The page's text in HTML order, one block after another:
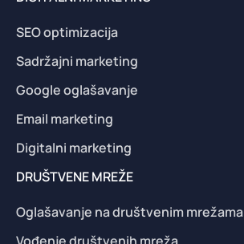
SEO optimizacija
Sadržajni marketing
Google oglašavanje
Email marketing
Digitalni marketing
DRUŠTVENE MREŽE
Oglašavanje na društvenim mrežama